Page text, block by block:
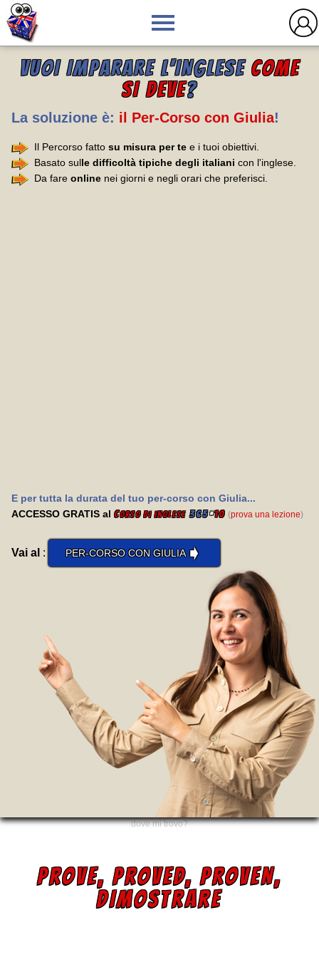
VUOI IMPARARE L'INGLESE COME
SI DEVE?
La soluzione è: il Per-Corso con Giulia!
Il Percorso fatto su misura per te e i tuoi obiettivi.
Basato sulle difficoltà tipiche degli italiani con l'inglese.
Da fare online nei giorni e negli orari che preferisci.
E per tutta la durata del tuo per-corso con Giulia...
ACCESSO GRATIS al Corso di inglese 365*10 (prova una lezione)
Vai al : PER-CORSO CON GIULIA➧
dove mi trovo?
PROVE, PROVED, PROVEN,
DIMOSTRARE